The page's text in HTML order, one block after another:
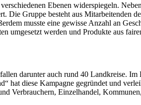
Ebenen widerspiegeln.
Die Gruppe besteht aus Mitarbeitenden
musste eine gewisse Anzahl an
umgesetzt werden und Produkte aus
darunter auch rund 40 Landkreise. Im
hat diese Kampagne gegründet und
Verbrauchern, Einzelhandel,